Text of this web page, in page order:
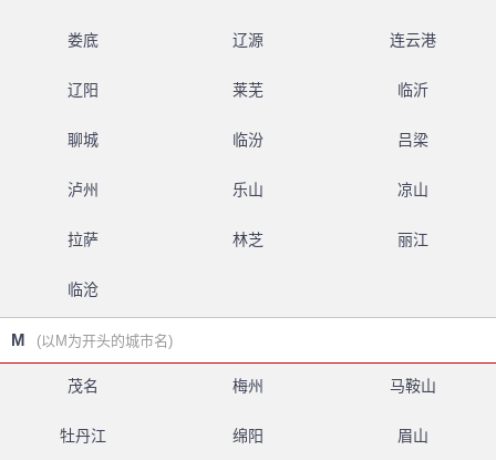
娄底 辽源 连云港
辽阳 莱芜 临沂
聊城 临汾 吕梁
泸州 乐山 凉山
拉萨 林芝 丽江
临沧
M (以M为开头的城市名)
茂名 梅州 马鞍山
牡丹江 绵阳 眉山